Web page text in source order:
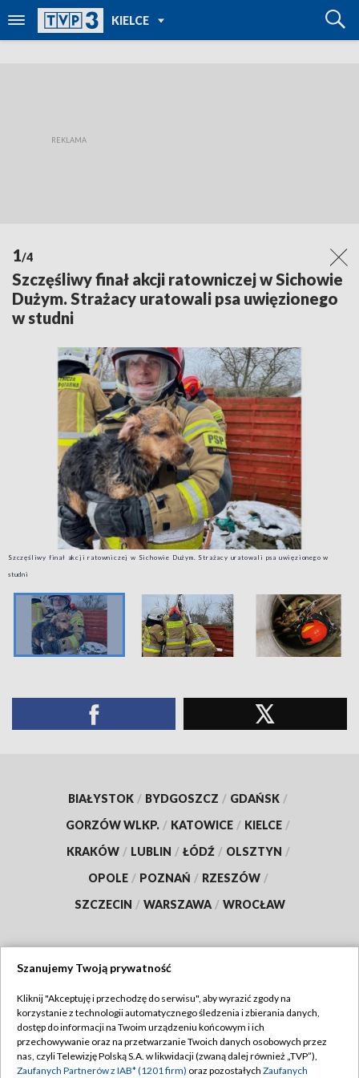
KIELCE
TVP REGIONY
1/4
Szczęśliwy finał akcji ratowniczej w Sichowie
Dużym. Strażacy uratowali psa uwięzionego
w studni
Szczęśliwy finał akcji ratowniczej w Sichowie Dużym. Strażacy uratowali psa uwięzionego w
studni
BIAŁYSTOK / BYDGOSZCZ / GDAŃSK /
GORZÓW WLKP. / KATOWICE / KIELCE /
KRAKÓW / LUBLIN / ŁÓDŹ / OLSZTYN /
OPOLE / POZNAŃ / RZESZÓW /
SZCZECIN / WARSZAWA / WROCŁAW
TVP
Abonament TVP
Emisja w TVP
Regulamin TVP
Polityka prywatności
Szanujemy Twoją prywatność
Kliknij "Akceptuję i przechodzę do serwisu", aby wyrazić zgody na
korzystanie z technologii automatycznego śledzenia i zbierania danych,
dostęp do informacji na Twoim urządzeniu końcowym i ich
przechowywanie oraz na przetwarzanie Twoich danych osobowych przez
nas, czyli Telewizję Polską S.A. w likwidacji (zwaną dalej również „TVP”),
Zaufanych Partnerów z IAB* (1201 firm) oraz pozostałych Zaufanych